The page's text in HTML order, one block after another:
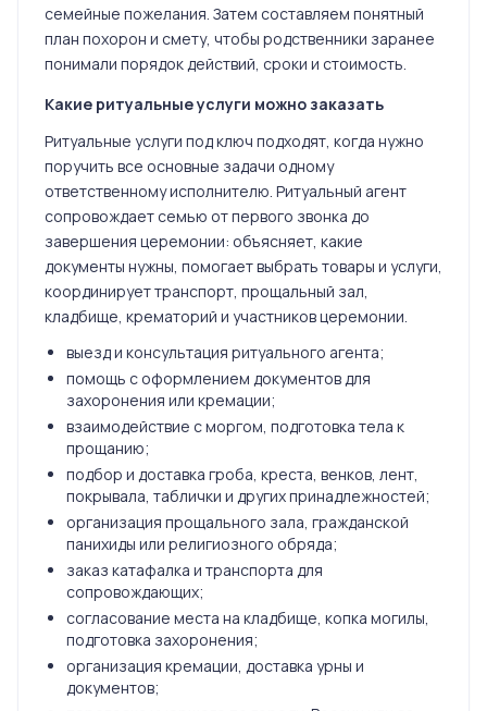
семейные пожелания. Затем составляем понятный
план похорон и смету, чтобы родственники заранее
понимали порядок действий, сроки и стоимость.
Какие ритуальные услуги можно заказать
Ритуальные услуги под ключ подходят, когда нужно
поручить все основные задачи одному
ответственному исполнителю. Ритуальный агент
сопровождает семью от первого звонка до
завершения церемонии: объясняет, какие
документы нужны, помогает выбрать товары и услуги,
координирует транспорт, прощальный зал,
кладбище, крематорий и участников церемонии.
выезд и консультация ритуального агента;
помощь с оформлением документов для
захоронения или кремации;
взаимодействие с моргом, подготовка тела к
прощанию;
подбор и доставка гроба, креста, венков, лент,
покрывала, таблички и других принадлежностей;
организация прощального зала, гражданской
панихиды или религиозного обряда;
заказ катафалка и транспорта для
сопровождающих;
согласование места на кладбище, копка могилы,
подготовка захоронения;
организация кремации, доставка урны и
документов;